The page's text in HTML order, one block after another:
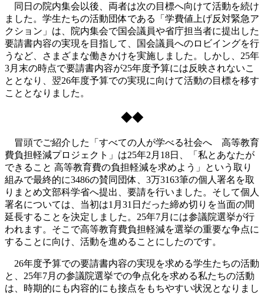
同日の院内集会以後、両者は次の目標へ向けて活動を続け
ました。学生たちの活動団体である「学費値上げ反対緊急ア
クション」は、院内集会で国会議員や省庁担当者に提出した
要請書内容の実現を目指して、国会議員へのロビイングを行
うなど、さまざまな働きかけを実施しました。しかし、25年
3月末の時点で要請書内容が25年度予算には反映されないこ
ととなり、翌26年度予算での実現に向けて活動の目標を移す
こととなりました。
◆◆
冒頭でご紹介した「すべての人が学べる社会へ 高等教育
費負担軽減プロジェクト」は25年2月18日、「私とあなたが
できること 高等教育費の負担軽減を求めよう」という取り
組みで最終的に3486の賛同団体、3万3163筆の個人署名を取
りまとめ文部科学省へ提出、要請を行いました。そして個人
署名については、当初は1月31日だった締め切りを当面の間
延長することを決定しました。25年7月には参議院選挙が行
われます。そこで高等教育費負担軽減を選挙の重要な争点に
することに向け、活動を進めることにしたのです。
26年度予算での要請書内容の実現を求める学生たちの活動
と、25年7月の参議院選挙での争点化を求める私たちの活動
は、時期的にも内容的にも接点をもちやすい状況となりまし